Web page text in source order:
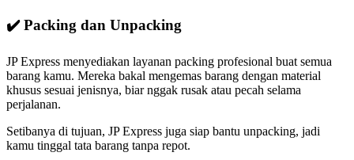
✔️ Packing dan Unpacking
JP Express menyediakan layanan packing profesional buat semua
barang kamu. Mereka bakal mengemas barang dengan material
khusus sesuai jenisnya, biar nggak rusak atau pecah selama
perjalanan.
Setibanya di tujuan, JP Express juga siap bantu unpacking, jadi
kamu tinggal tata barang tanpa repot.